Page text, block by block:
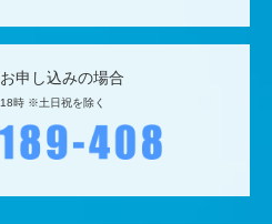
申し込みの場合
時 ※土日祝を除く